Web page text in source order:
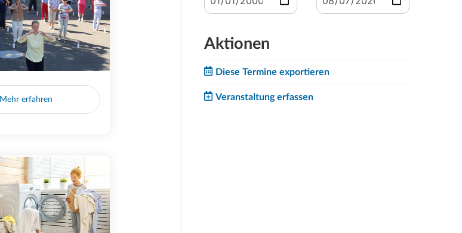
Mehr erfahren
Aktionen
Diese Termine exportieren
Veranstaltung erfassen